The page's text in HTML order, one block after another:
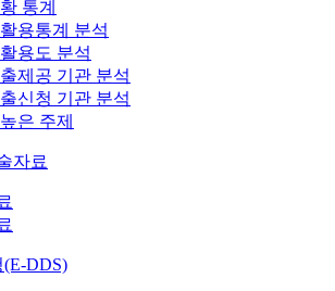
통계
용통계 분석
용도 분석
제공 기관 분석
신청 기관 분석
은 주제
자료
DDS)